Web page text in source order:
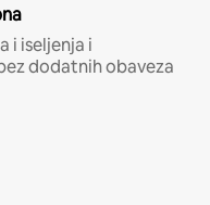
i iseljenja i
dodatnih obaveza